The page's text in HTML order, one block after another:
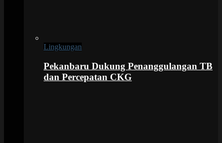
Lingkungan
Pekanbaru Dukung Penanggulangan TB
dan Percepatan CKG